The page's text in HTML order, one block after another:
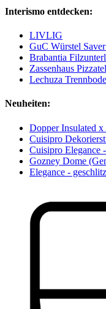
Interismo entdecken:
LIVLIG
GuC Würstel
Brabantia
Zassenhaus
Lechuza
Neuheiten:
Dopper Insulated
Cuisipro
Cuisipro Elegance
Gozney Dome
Elegance -